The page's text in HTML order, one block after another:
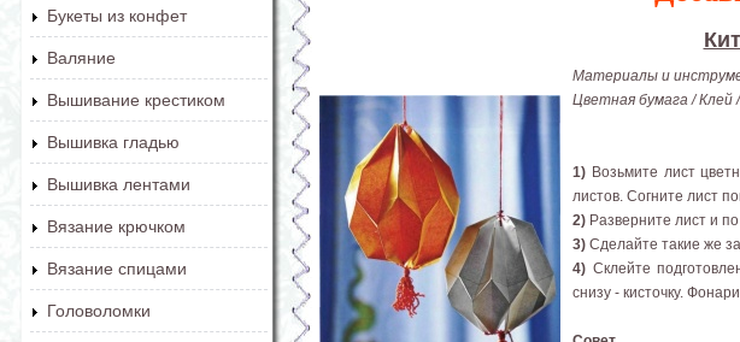
Букеты из конфет
Валяние
Вышивание крестиком
Вышивка гладью
Вышивка лентами
Вязание крючком
Вязание спицами
Головоломки
Материалы и
Цветная бумага /
1) Возьмите лист
листов. Согните лист
2) Разверните лист и
3) Сделайте такие же
4) Склейте
снизу - кисточку.